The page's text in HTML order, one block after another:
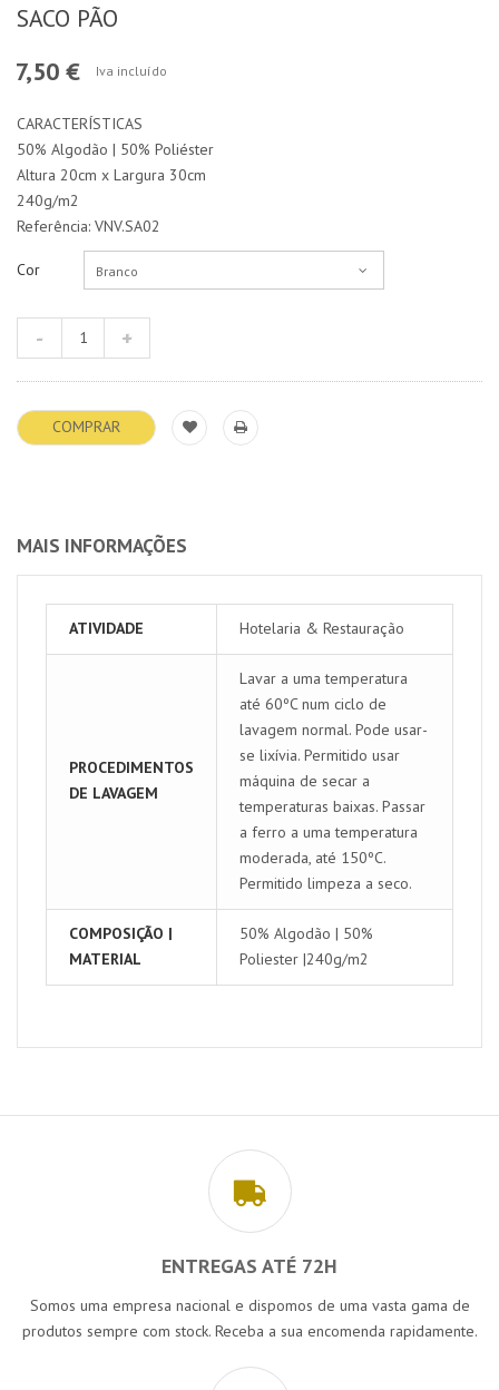
SACO PÃO
7,50 €
Iva incluído
CARACTERÍSTICAS
50% Algodão | 50% Poliéster
Altura 20cm x Largura 30cm
240g/m2
Referência: VNV.SA02
Cor Branco
COMPRAR
MAIS INFORMAÇÕES
ATIVIDADE Hotelaria & Restauração
PROCEDIMENTOS
DE LAVAGEM
Lavar a uma temperatura
até 60ºC num ciclo de
lavagem normal. Pode usar-
se lixívia. Permitido usar
máquina de secar a
temperaturas baixas. Passar
a ferro a uma temperatura
moderada, até 150ºC.
Permitido limpeza a seco.
COMPOSIÇÃO |
MATERIAL
50% Algodão | 50%
Poliester |240g/m2
ENTREGAS ATÉ 72H
Somos uma empresa nacional e dispomos de uma vasta gama de
produtos sempre com stock. Receba a sua encomenda rapidamente.